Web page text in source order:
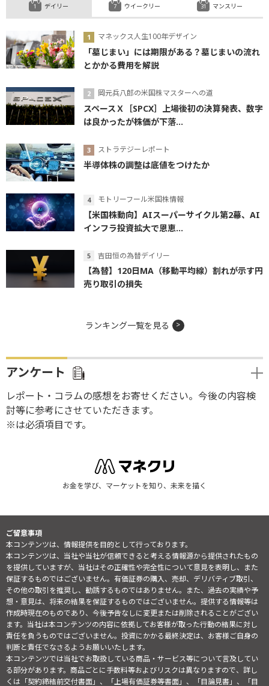
デイリー
マネックス人生100年デザイン
「墓じまい」には期限がある？墓じまいの流れ
とかかる費用を解説
岡元兵八郎の米国株マスターへの道
スペースＸ［SPCX］上場後初の決算発表、数字
は良かったが株価が下落...
ストラテジーレポート
半導体株の調整は底値をつけたか
モトリーフール米国株情報
【米国株動向】AIスーパーサイクル第2幕、AI
インフラ投資拡大で恩恵...
吉田恒の為替デイリー
【為替】120日MA（移動平均線）割れが示す円
売り取引の損失
ウイークリー マンスリー
ランキング一覧を見る
アンケート
レポート・コラムの感想をお寄せください。今後の内容検
討等に参考にさせていただきます。
※は必須項目です。
お金を学び、マーケットを知り、未来を描く
ご留意事項
本コンテンツは、情報提供を目的として行っております。
本コンテンツは、当社や当社が信頼できると考える情報源から提供されたもの
を提供していますが、当社はその正確性や完全性について意見を表明し、また
保証するものではございません。有価証券の購入、売却、デリバティブ取引、
その他の取引を推奨し、勧誘するものではありません。また、過去の実績や予
想・意見は、将来の結果を保証するものではございません。提供する情報等は
作成時現在のものであり、今後予告なしに変更または削除されることがござい
ます。当社は本コンテンツの内容に依拠してお客様が取った行動の結果に対し
責任を負うものではございません。投資にかかる最終決定は、お客様ご自身の
判断と責任でなさるようお願いいたします。
本コンテンツでは当社でお取扱している商品・サービス等について言及してい
る部分があります。商品ごとに手数料等およびリスクは異なりますので、詳し
くは「契約締結前交付書面」、「上場有価証券等書面」、「目論見書」、「目